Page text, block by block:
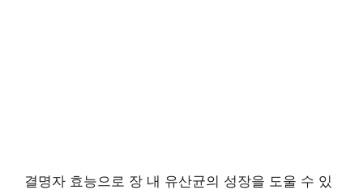
결명자 효능으로 장 내 유산균의 성장을 도울 수 있